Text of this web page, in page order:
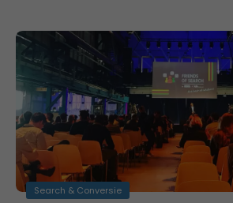
Search & Conversie